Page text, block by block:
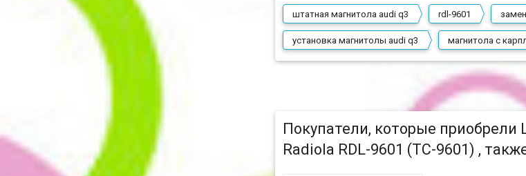
штатная магнитола audi q3 rdl-9601
установка магнитолы audi q3 магнитола с
Покупатели, которые приобрели
Radiola RDL-9601 (TC-9601) ,